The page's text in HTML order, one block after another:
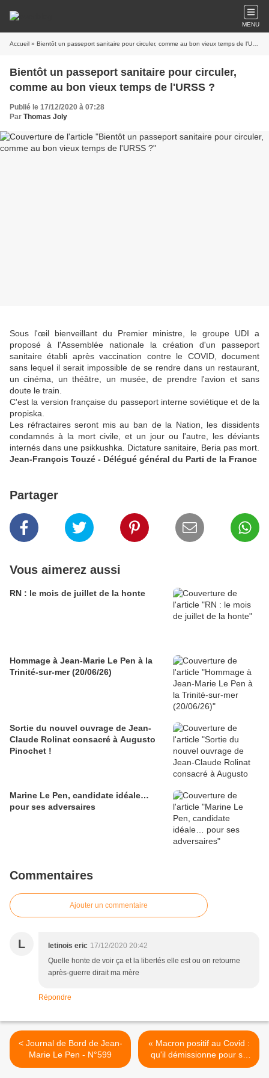
MENU
Accueil » Bientôt un passeport sanitaire pour circuler, comme au bon vieux temps de l'URSS ?
Bientôt un passeport sanitaire pour circuler,
comme au bon vieux temps de l'URSS ?
Publié le 17/12/2020 à 07:28
Par Thomas Joly
Sous l'œil bienveillant du Premier ministre, le groupe UDI a
proposé à l'Assemblée nationale la création d'un passeport
sanitaire établi après vaccination contre le COVID, document
sans lequel il serait impossible de se rendre dans un restaurant,
un cinéma, un théâtre, un musée, de prendre l'avion et sans
doute le train.
C'est la version française du passeport interne soviétique et de la
propiska.
Les réfractaires seront mis au ban de la Nation, les dissidents
condamnés à la mort civile, et un jour ou l'autre, les déviants
internés dans une psikkushka. Dictature sanitaire, Beria pas mort.
Jean-François Touzé - Délégué général du Parti de la France
Partager
Vous aimerez aussi
RN : le mois de juillet de la honte
Hommage à Jean-Marie Le Pen à la
Trinité-sur-mer (20/06/26)
Sortie du nouvel ouvrage de Jean-
Claude Rolinat consacré à Augusto
Pinochet !
Marine Le Pen, candidate idéale…
pour ses adversaires
Commentaires
Ajouter un commentaire
L letinois eric 17/12/2020 20:42
Quelle honte de voir ça et la libertés elle est ou on retourne
après-guerre dirait ma mère
Répondre
< Journal de Bord de Jean-
Marie Le Pen - N°599
« Macron positif au Covid :
qu'il démissionne pour se
soigner puisque ce virus est